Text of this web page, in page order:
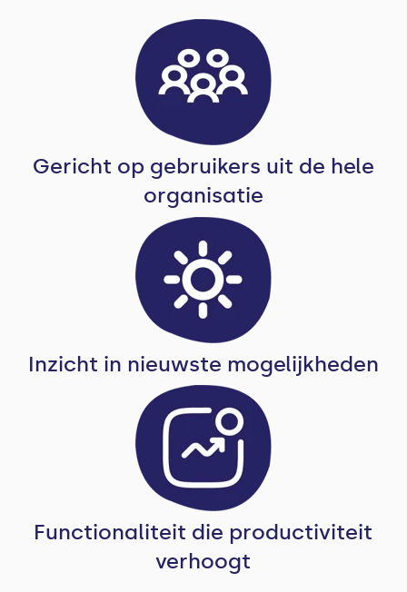
Gericht op gebruikers uit de hele
organisatie
Inzicht in nieuwste mogelijkheden
Functionaliteit die productiviteit
verhoogt